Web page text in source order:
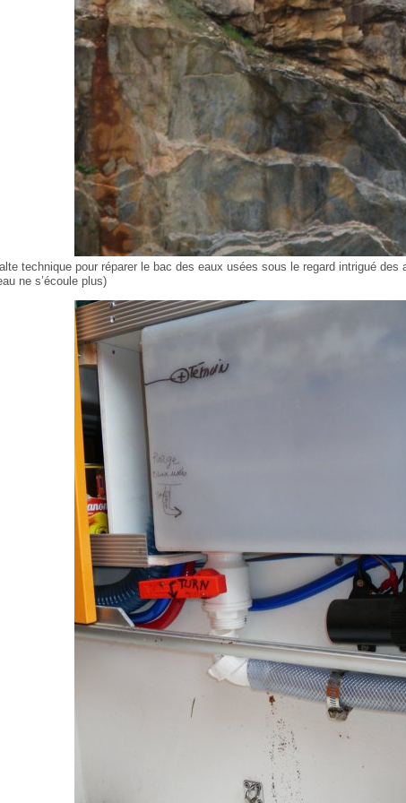
technique pour réparer le bac des eaux usées sous le regard intrigué des
ne s’écoule plus)